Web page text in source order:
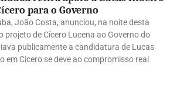
para o Governo
João Costa, anunciou, na noite desta
projeto de Cícero Lucena ao Governo do
publicamente a candidatura de Lucas
em Cícero se deve ao compromisso real